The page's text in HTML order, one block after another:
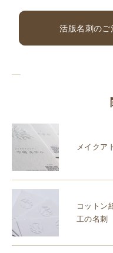
活版名刺のご
メイクア
コットン
工の名刺